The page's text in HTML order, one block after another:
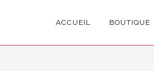
ACCUEIL BOUTIQUE